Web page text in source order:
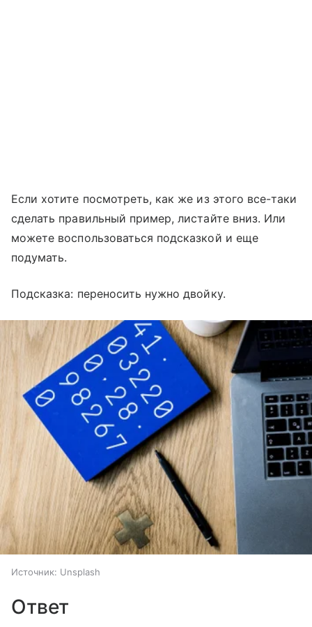
Если хотите посмотреть, как же из этого все-таки
сделать правильный пример, листайте вниз. Или
можете воспользоваться подсказкой и еще
подумать.
Подсказка: переносить нужно двойку.
Источник: Unsplash
Ответ